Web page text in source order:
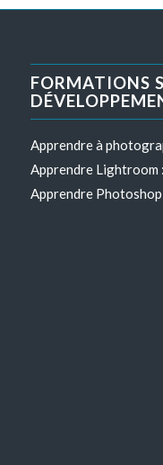
FORMATIONS
Apprendre à
Apprendre Lightroom
Apprendre